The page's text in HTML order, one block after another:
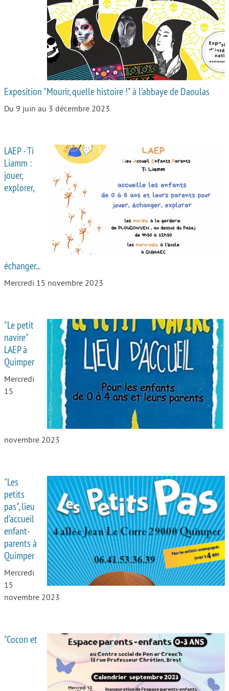
Autour de l’école
Protéger les enfants
Face au handicap
Face au deuil
Place aux grands-parents
Exposition "Mourir, quelle histoire !" à l’abbaye de Daoulas
Du 9 juin au 3 décembre 2023
LAEP - Ti
Liamm :
jouer,
explorer,
échanger...
Mercredi 15 novembre 2023
"Le petit
navire"
LAEP à
Quimper
Mercredi
15
novembre 2023
"Les
petits
pas", lieu
d’accueil
enfant-
parents à
Quimper
Mercredi
15
novembre 2023
"Cocon et